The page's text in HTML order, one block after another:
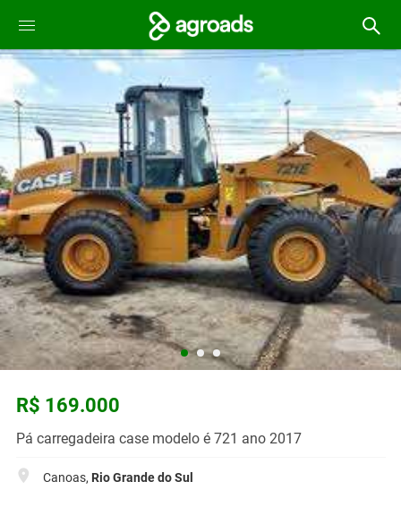
R$ 169.000
Pá carregadeira case modelo é 721 ano 2017
Canoas, Rio Grande do Sul